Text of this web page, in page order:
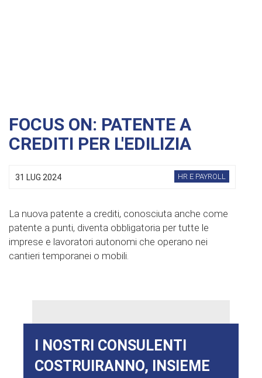
FOCUS ON: PATENTE A
CREDITI PER L'EDILIZIA
31 LUG 2024 HR E PAYROLL
La nuova patente a crediti, conosciuta anche come
patente a punti, diventa obbligatoria per tutte le
imprese e lavoratori autonomi che operano nei
cantieri temporanei o mobili.
I NOSTRI CONSULENTI
COSTRUIRANNO, INSIEME